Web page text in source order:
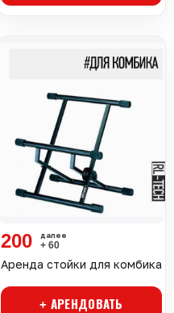
Аренда стойки для комбика
+ АРЕНДОВАТЬ
200 + 60